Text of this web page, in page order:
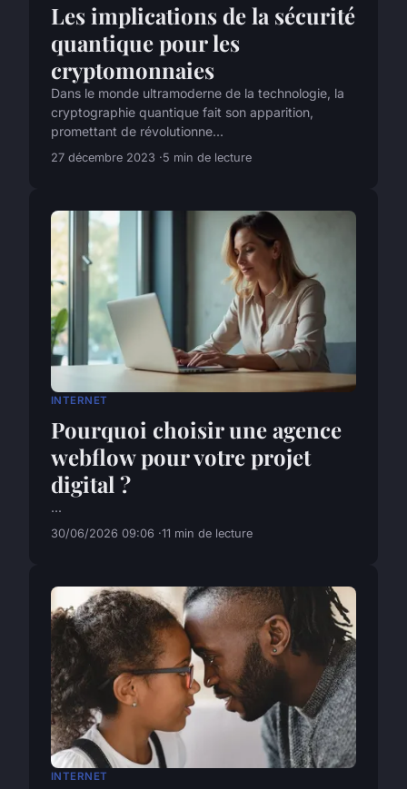
Les implications de la sécurité
quantique pour les
cryptomonnaies
Dans le monde ultramoderne de la technologie, la
cryptographie quantique fait son apparition,
promettant de révolutionne...
27 décembre 2023 5 min de lecture
INTERNET
Pourquoi choisir une agence
webflow pour votre projet
digital ?
...
30/06/2026 09:06 11 min de lecture
INTERNET